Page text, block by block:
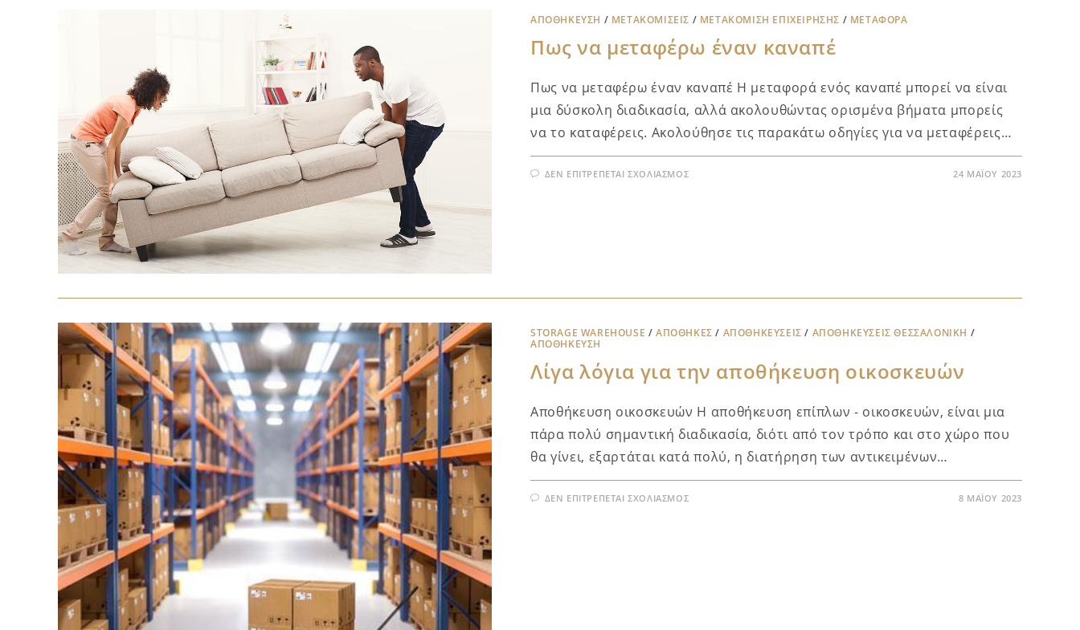
ΑΠΟΘΉΚΕΥΣΗ / ΜΕΤΑΚΟΜΊΣΕΙΣ / ΜΕΤΑΚΌΜΙΣΗ ΕΠΙΧΕΊΡΗΣΗΣ / ΜΕΤΑΦΟΡΑ
Πως να μεταφέρω έναν καναπέ
Πως να μεταφέρω έναν καναπέ Η μεταφορά ενός καναπέ μπορεί να είναι
μια δύσκολη διαδικασία, αλλά ακολουθώντας ορισμένα βήματα μπορείς
να το καταφέρεις. Ακολούθησε τις παρακάτω οδηγίες για να μεταφέρεις…
ΔΕΝ ΕΠΙΤΡΈΠΕΤΑΙ ΣΧΟΛΙΑΣΜΌΣ 24 ΜΑΪ́ΟΥ 2023
STORAGE WAREHOUSE /ΑΠΟΘΉΚΕΣ / ΑΠΟΘΗΚΕΎΣΕΙΣ / ΑΠΟΘΗΚΕΎΣΕΙΣ ΘΕΣΣΑΛΟΝΊΚΗ /
ΑΠΟΘΉΚΕΥΣΗ
Λίγα λόγια για την αποθήκευση οικοσκευών
Αποθήκευση οικοσκευών Η αποθήκευση επίπλων - οικοσκευών, είναι μια
πάρα πολύ σημαντική διαδικασία, διότι από τον τρόπο και στο χώρο που
θα γίνει, εξαρτάται κατά πολύ, η διατήρηση των αντικειμένων…
ΔΕΝ ΕΠΙΤΡΈΠΕΤΑΙ ΣΧΟΛΙΑΣΜΌΣ 8 ΜΑΪ́ΟΥ 2023